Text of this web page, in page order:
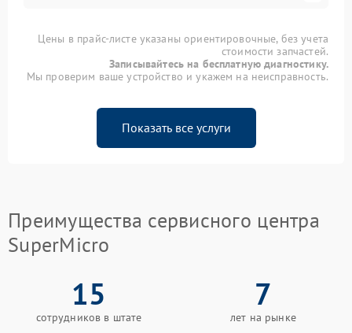
Цены в прайс-листе указаны ориентировочные, без учета
стоимости запчастей.
Записывайтесь на бесплатную диагностику.
Мы проверим ваше устройство и укажем на неисправность.
Показать все услуги
Преимущества сервисного центра
SuperMicro
15
сотрудников в штате
7
лет на рынке